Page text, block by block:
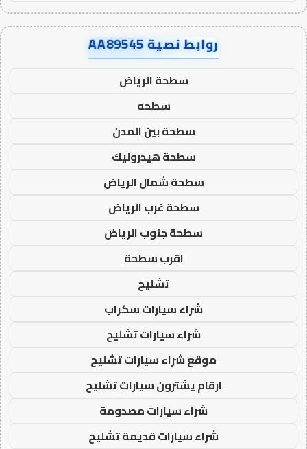
روابط نصية AA89545
سطحة الرياض
سطحه
سطحة بين المدن
سطحة هيدروليك
سطحة شمال الرياض
سطحة غرب الرياض
سطحة جنوب الرياض
اقرب سطحة
تشليح
شراء سيارات سكراب
شراء سيارات تشليح
موقع شراء سيارات تشليح
ارقام يشترون سيارات تشليح
شراء سيارات مصدومة
شراء سيارات قديمة تشليح